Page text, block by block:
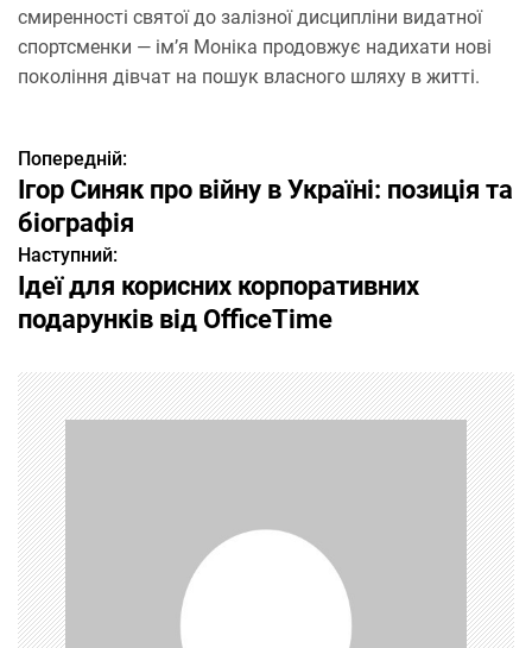
смиренності святої до залізної дисципліни видатної
спортсменки — ім’я Моніка продовжує надихати нові
покоління дівчат на пошук власного шляху в житті.
Н
а
в
і
г
а
ц
і
я
з
Попередній:
Ігор Синяк про війну в Україні: позиція та
біографія
Наступний:
Ідеї для корисних корпоративних
подарунків від OfficeTime